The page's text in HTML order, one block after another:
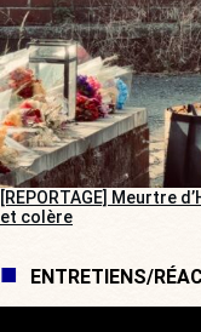
[REPORTAGE] Meurtre
et colère
ENTRETIENS/